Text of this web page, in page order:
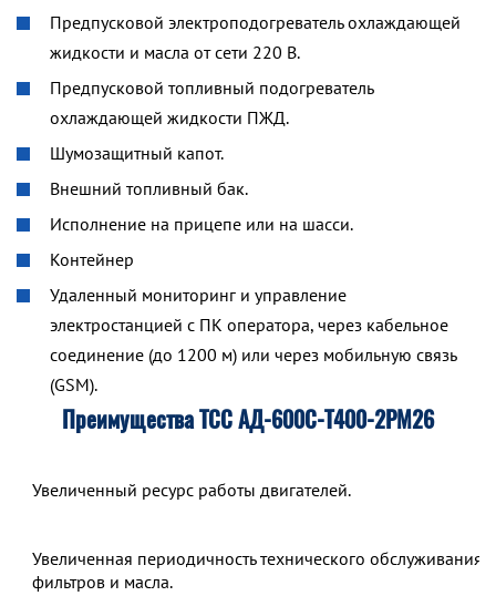
Предпусковой электроподогреватель охлаждающей
жидкости и масла от сети 220 В.
Предпусковой топливный подогреватель
охлаждающей жидкости ПЖД.
Шумозащитный капот.
Внешний топливный бак.
Исполнение на прицепе или на шасси.
Контейнер
Удаленный мониторинг и управление
электростанцией с ПК оператора, через кабельное
соединение (до 1200 м) или через мобильную связь
(GSM).
Преимущества ТСС АД-600С-Т400-2РМ26
Увеличенный ресурс работы двигателей.
Увеличенная периодичность технического обслуживания,
фильтров и масла.